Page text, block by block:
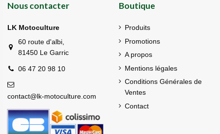
Nous contacter
LK Motoculture
60 route d'albi,
81450 Le Garric
06 47 20 98 10
contact@lk-motoculture.com
Boutique
Produits
Promotions
A propos
Mentions légales
Conditions Générales de
Ventes
Contact